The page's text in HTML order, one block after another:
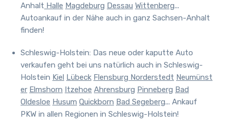
Anhalt Halle Magdeburg Dessau Wittenberg...
Autoankauf in der Nähe auch in ganz Sachsen-Anhalt
finden!
Schleswig-Holstein: Das neue oder kaputte Auto
verkaufen geht bei uns natürlich auch in Schleswig-
Holstein Kiel Lübeck Flensburg Norderstedt Neumünst
er Elmshorn Itzehoe Ahrensburg Pinneberg Bad
Oldesloe Husum Quickborn Bad Segeberg... Ankauf
PKW in allen Regionen in Schleswig-Holstein!